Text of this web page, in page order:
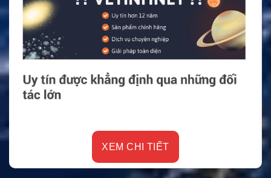
XEM CHI TIẾT